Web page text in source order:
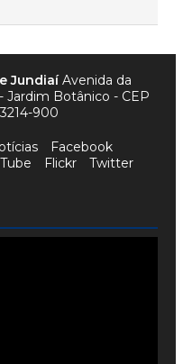
JundiaíAvenida da
Jardim Botânico - CEP
900
Facebook
Flickr Twitter